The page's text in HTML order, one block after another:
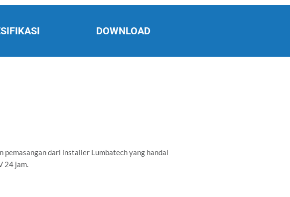
DOWNLOAD
pemasangan dari installer Lumbatech yang handal
24 jam.